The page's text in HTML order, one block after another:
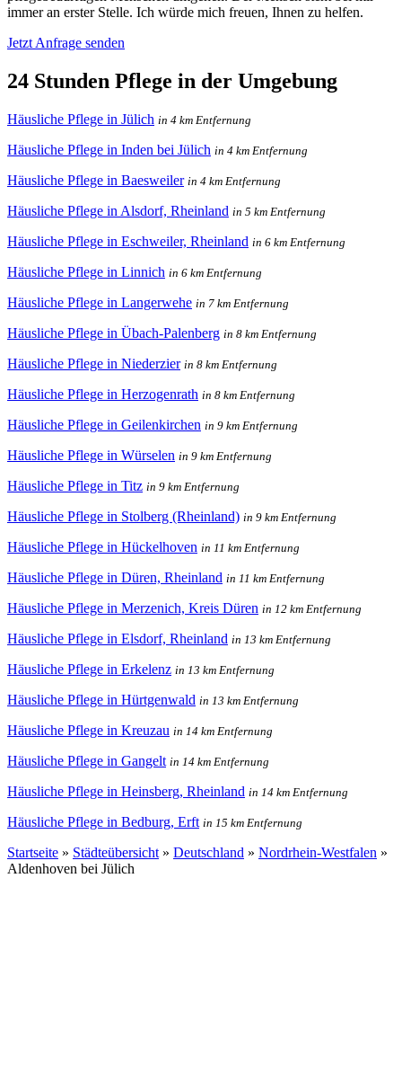
immer an erster Stelle. Ich würde mich freuen, Ihnen zu helfen.
Jetzt Anfrage senden
24 Stunden Pflege in der Umgebung
Häusliche Pflege in Jülich in 4 km Entfernung
Häusliche Pflege in Inden bei Jülich in 4 km Entfernung
Häusliche Pflege in Baesweiler in 4 km Entfernung
Häusliche Pflege in Alsdorf, Rheinland in 5 km Entfernung
Häusliche Pflege in Eschweiler, Rheinland in 6 km Entfernung
Häusliche Pflege in Linnich in 6 km Entfernung
Häusliche Pflege in Langerwehe in 7 km Entfernung
Häusliche Pflege in Übach-Palenberg in 8 km Entfernung
Häusliche Pflege in Niederzier in 8 km Entfernung
Häusliche Pflege in Herzogenrath in 8 km Entfernung
Häusliche Pflege in Geilenkirchen in 9 km Entfernung
Häusliche Pflege in Würselen in 9 km Entfernung
Häusliche Pflege in Titz in 9 km Entfernung
Häusliche Pflege in Stolberg (Rheinland) in 9 km Entfernung
Häusliche Pflege in Hückelhoven in 11 km Entfernung
Häusliche Pflege in Düren, Rheinland in 11 km Entfernung
Häusliche Pflege in Merzenich, Kreis Düren in 12 km Entfernung
Häusliche Pflege in Elsdorf, Rheinland in 13 km Entfernung
Häusliche Pflege in Erkelenz in 13 km Entfernung
Häusliche Pflege in Hürtgenwald in 13 km Entfernung
Häusliche Pflege in Kreuzau in 14 km Entfernung
Häusliche Pflege in Gangelt in 14 km Entfernung
Häusliche Pflege in Heinsberg, Rheinland in 14 km Entfernung
Häusliche Pflege in Bedburg, Erft in 15 km Entfernung
Startseite » Städteübersicht » Deutschland » Nordrhein-Westfalen »
Aldenhoven bei Jülich